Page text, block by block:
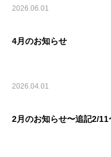
2026.06.01
4月のお知らせ
2026.04.01
2月のお知らせ〜追記2/11